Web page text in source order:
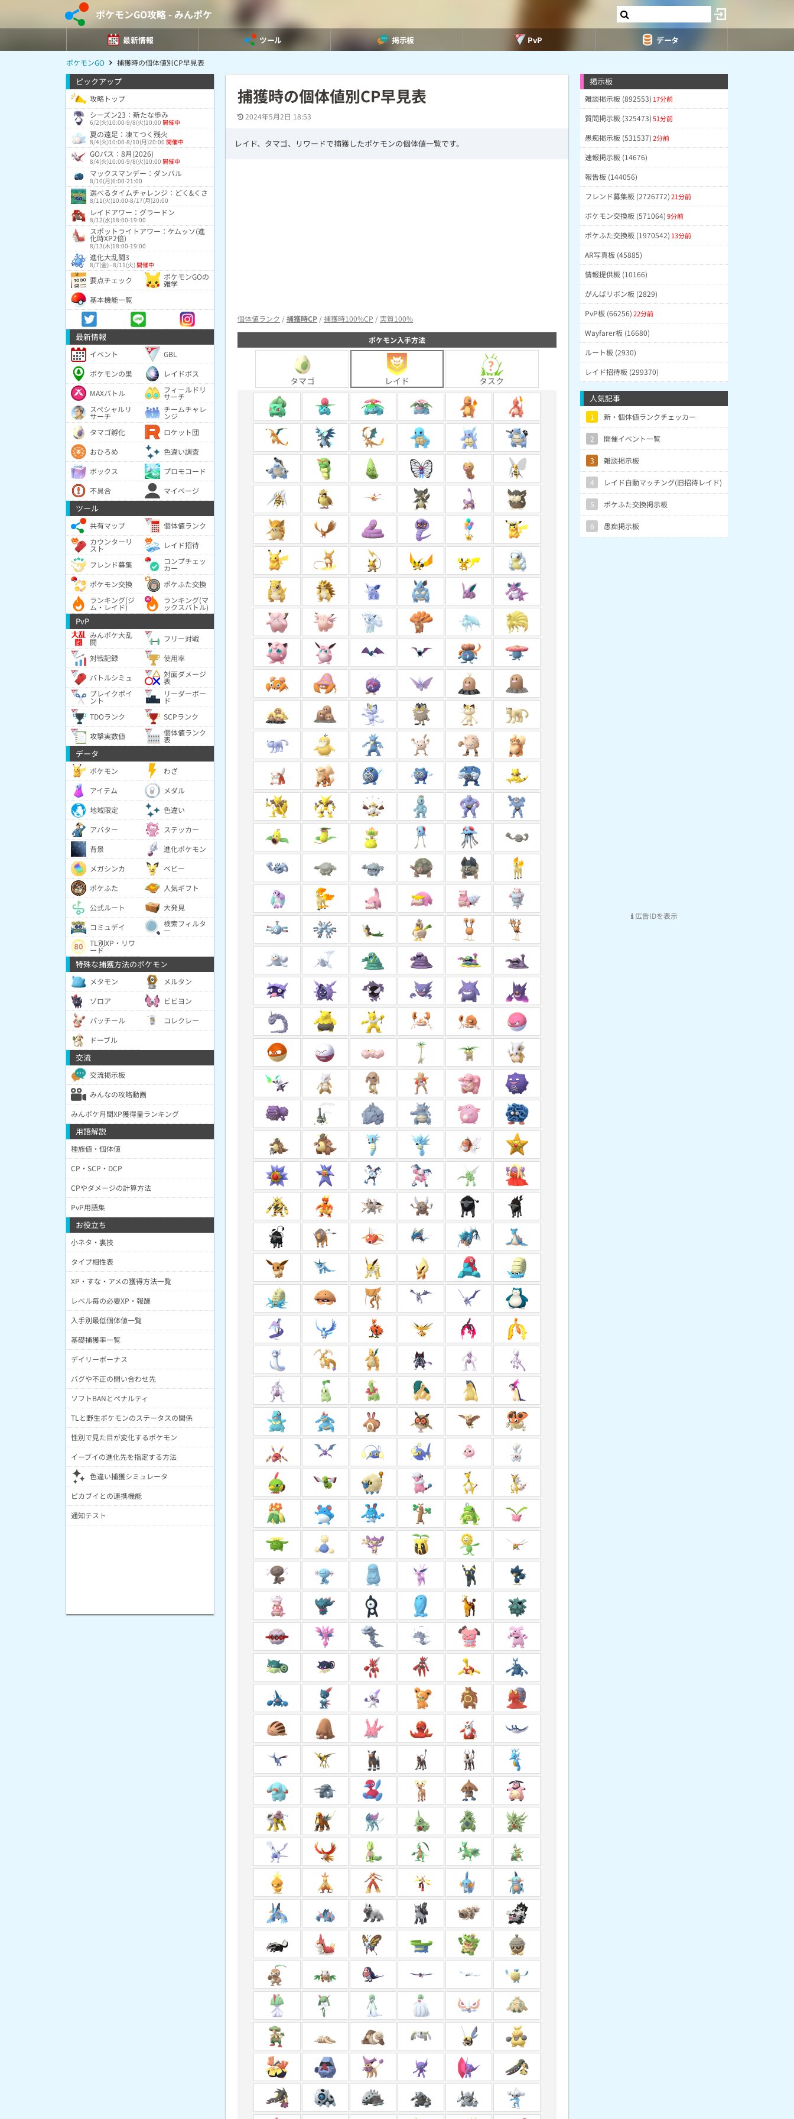
ポケモンGO攻略 - みんポケ
最新情報 ツール 掲示板 PvP データ
ポケモンGO 捕獲時の個体値別CP早見表
捕獲時の個体値別CP早見表
2024年5月2日 18:53
レイド、タマゴ、リワードで捕獲したポケモンの個体値一覧です。
個体値ランク /捕獲時CP /捕獲時100%CP /実質100%
ポケモン入手方法
タマゴ レイド タスク
ピックアップ
攻略トップ
シーズン23：新たな歩み
6/2(火)10:00-9/8(火)10:00 開催中
夏の遠足：凍てつく残火
8/4(火)10:00-8/10(月)20:00 開催中
GOパス：8月(2026)
8/4(火)10:00-9/8(火)10:00 開催中
マックスマンデー：ダンバル
8/10(月)6:00-21:00
選べるタイムチャレンジ：どく&くさ
8/11(火)10:00-8/17(月)20:00
レイドアワー：グラードン
8/12(水)18:00-19:00
スポットライトアワー：ケムッソ(進
化時XP2倍)
8/13(木)18:00-19:00
進化大乱闘3
8/7(金) - 8/11(火)開催中
要点チェック ポケモンGOの
雑学
基本機能一覧
最新情報
イベント
GBL
ポケモンの巣
レイドボス
MAXバトル
フィールドリ
サーチ
スペシャルリ
サーチ
チームチャレ
ンジ
タマゴ孵化
ロケット団
おひろめ
色違い調査
ボックス
プロモコード
不具合
マイページ
ツール
共有マップ
個体値ランク
カウンターリ
スト
レイド招待
フレンド募集
コンプチェッ
カー
ポケモン交換
ポケふた交換
ランキング(ジ
ム・レイド)
ランキング(マ
ックスバトル)
PvP
みんポケ大乱
闘
フリー対戦
対戦記録
使用率
バトルシミュ
対面ダメージ
表
ブレイクポイ
ント
リーダーボー
ド
TDOランク
SCPランク
攻撃実数値
個体値ランク
表
データ
ポケモン
わざ
アイテム
メダル
地域限定
色違い
アバター
ステッカー
背景
進化ポケモン
メガシンカ
ベビー
ポケふた
人気ギフト
公式ルート
大発見
コミュデイ
検索フィルタ
ー
TL別XP・リワ
ード
特殊な捕獲方法のポケモン
メタモン
メルタン
ゾロア
ビビヨン
パッチール
コレクレー
ドーブル
交流
交流掲示板
みんなの攻略動画
みんポケ月間XP獲得量ランキング
用語解説
種族値・個体値
CP・SCP・DCP
CPやダメージの計算方法
PvP用語集
お役立ち
小ネタ・裏技
タイプ相性表
XP・すな・アメの獲得方法一覧
レベル毎の必要XP・報酬
入手別最低個体値一覧
基礎捕獲率一覧
デイリーボーナス
バグや不正の問い合わせ先
ソフトBANとペナルティ
TLと野生ポケモンのステータスの関係
性別で見た目が変化するポケモン
イーブイの進化先を指定する方法
色違い捕獲シミュレータ
ピカブイとの連携機能
通知テスト
掲示板
雑談掲示板 (892553) 17分前
質問掲示板 (325473)51分前
愚痴掲示板 (531537)2分前
速報掲示板 (14676)
報告板 (144056)
フレンド募集板 (2726772)21分前
ポケモン交換板 (571064)9分前
ポケふた交換板 (1970542) 13分前
AR写真板 (45885)
情報提供板 (10166)
がんばリボン板 (2829)
PvP板 (66256)22分前
Wayfarer板 (16680)
ルート板 (2930)
レイド招待板 (299370)
人気記事
1 新・個体値ランクチェッカー
2 開催イベント一覧
3 雑談掲示板
4 レイド自動マッチング(旧招待レイド)
5 ポケふた交換掲示板
6 愚痴掲示板
広告IDを表示